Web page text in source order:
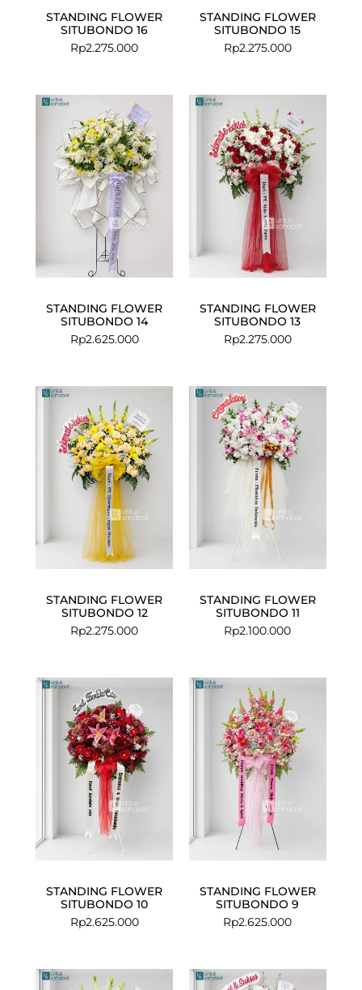
STANDING FLOWER
SITUBONDO 16
Rp2.275.000
STANDING FLOWER
SITUBONDO 15
Rp2.275.000
STANDING FLOWER
SITUBONDO 14
Rp2.625.000
STANDING FLOWER
SITUBONDO 13
Rp2.275.000
STANDING FLOWER
SITUBONDO 12
Rp2.275.000
STANDING FLOWER
SITUBONDO 11
Rp2.100.000
STANDING FLOWER
SITUBONDO 10
Rp2.625.000
STANDING FLOWER
SITUBONDO 9
Rp2.625.000